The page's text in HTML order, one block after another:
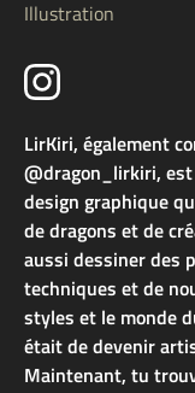
Illustration
LirKiri, également
@dragon_lirkiri,
design graphique
de dragons et de
aussi dessiner des
techniques et de
styles et le monde
était de devenir
Maintenant, tu